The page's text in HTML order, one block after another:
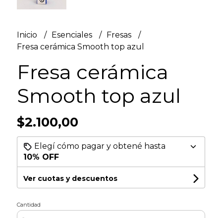
Inicio Esenciales
Fresas
Fresa cerámica Smooth top azul
Fresa cerámica
Smooth top azul
$2.100,00
Elegí cómo pagar y obtené hasta
10% OFF
Ver cuotas y descuentos
Cantidad